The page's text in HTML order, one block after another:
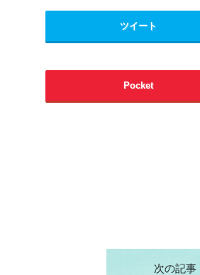
ツイート
Pocket
次の記事